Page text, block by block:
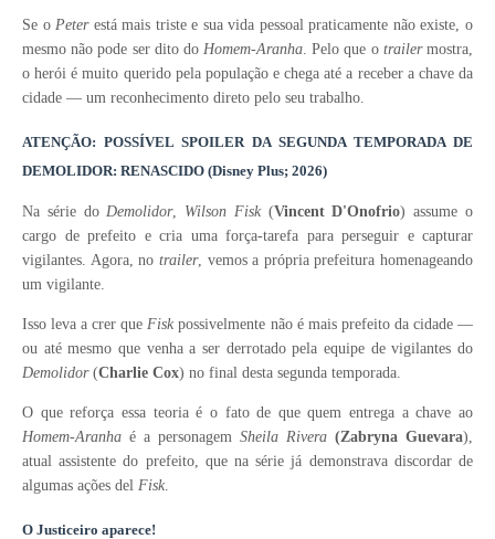
Se oPeterestá mais triste e sua vida pessoal praticamente não existe, o
mesmo não pode ser dito doHomem-Aranha.Pelo que o trailermostra,
o herói é muito querido pela população e chega até a receber a chave da
cidade — um reconhecimento direto pelo seu trabalho.
ATENÇÃO: POSSÍVEL SPOILER DA SEGUNDA TEMPORADA DE
DEMOLIDOR: RENASCIDO (Disney Plus; 2026)
Na série doDemolidor, Wilson Fisk(Vincent D'Onofrio) assume o
cargo de prefeito e cria uma força-tarefa para perseguir e capturar
vigilantes. Agora, no trailer, vemos a própria prefeitura homenageando
um vigilante.
Isso leva a crer queFisk possivelmente não é mais prefeito da cidade —
ou até mesmo que venha a ser derrotado pela equipe de vigilantes do
Demolidor(Charlie Cox) no final desta segunda temporada.
O que reforça essa teoria é o fato de que quem entrega a chave ao
Homem-Aranha é a personagem Sheila Rivera (Zabryna Guevara),
atual assistente do prefeito, que na série já demonstrava discordar de
algumas ações del Fisk.
O Justiceiro aparece!